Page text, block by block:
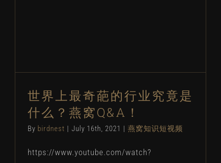
世界上最奇葩的行业究竟是
什么？燕窝Q&A！
By birdnest | July 16th, 2021 | 燕窝知识短视频
https://www.youtube.com/watch?